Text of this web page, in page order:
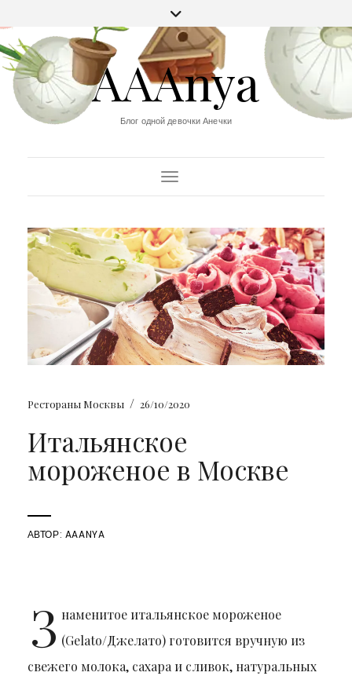
AAAnya
Блог одной девочки Анечки
Переключить навигацию
Рестораны Москвы / 26/10/2020
Итальянское
мороженое в Москве
АВТОР: AAANYA
З наменитое итальянское мороженое
(Gelato/Джелато) готовится вручную из
свежего молока, сахара и сливок, натуральных